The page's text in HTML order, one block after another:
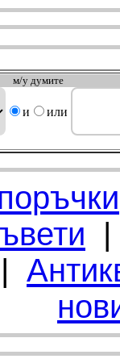
м/у думите
и или
|